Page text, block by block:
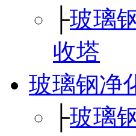
├玻璃
收塔
玻璃钢净
├玻璃